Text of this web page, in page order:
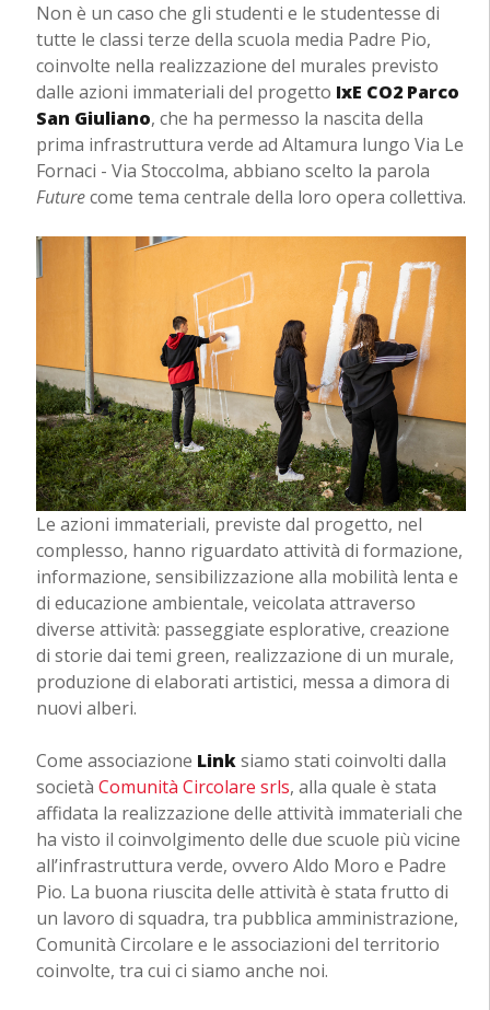
Non è un caso che gli studenti e le studentesse di
tutte le classi terze della scuola media Padre Pio,
coinvolte nella realizzazione del murales previsto
dalle azioni immateriali del progetto IxE CO2 Parco
San Giuliano, che ha permesso la nascita della
prima infrastruttura verde ad Altamura lungo Via Le
Fornaci - Via Stoccolma, abbiano scelto la parola
Futurecome tema centrale della loro opera collettiva.
Le azioni immateriali, previste dal progetto, nel
complesso, hanno riguardato attività di formazione,
informazione, sensibilizzazione alla mobilità lenta e
di educazione ambientale, veicolata attraverso
diverse attività: passeggiate esplorative, creazione
di storie dai temi green, realizzazione di un murale,
produzione di elaborati artistici, messa a dimora di
nuovi alberi.
Come associazione Linksiamo stati coinvolti dalla
società Comunità Circolare srls, alla quale è stata
affidata la realizzazione delle attività immateriali che
ha visto il coinvolgimento delle due scuole più vicine
all’infrastruttura verde, ovvero Aldo Moro e Padre
Pio. La buona riuscita delle attività è stata frutto di
un lavoro di squadra, tra pubblica amministrazione,
Comunità Circolare e le associazioni del territorio
coinvolte, tra cui ci siamo anche noi.